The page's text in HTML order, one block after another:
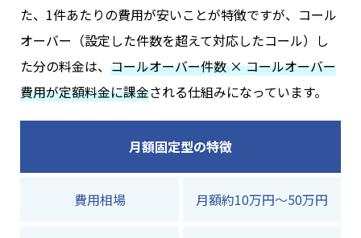
た、1件あたりの費用が安いことが特徴ですが、コール
オーバー（設定した件数を超えて対応したコール）し
た分の料金は、 コールオーバー件数 × コールオーバー
費用が定額料金に課金される仕組みになっています。
月額固定型の特徴
費用相場 月額約10万円～50万円